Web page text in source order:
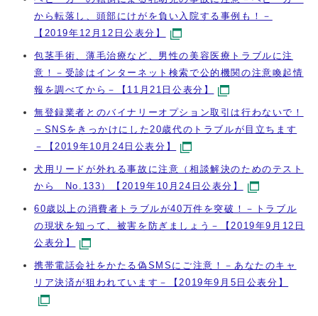
から転落し、頭部にけがを負い入院する事例も！－
【2019年12月12日公表分】
包茎手術、薄毛治療など、男性の美容医療トラブルに注
意！－受診はインターネット検索で公的機関の注意喚起情
報を調べてから－【11月21日公表分】
無登録業者とのバイナリーオプション取引は行わないで！
－SNSをきっかけにした20歳代のトラブルが目立ちます
－【2019年10月24日公表分】
犬用リードが外れる事故に注意（相談解決のためのテスト
から No.133）【2019年10月24日公表分】
60歳以上の消費者トラブルが40万件を突破！－トラブル
の現状を知って、被害を防ぎましょう－【2019年9月12日
公表分】
携帯電話会社をかたる偽SMSにご注意！－あなたのキャ
リア決済が狙われています－【2019年9月5日公表分】